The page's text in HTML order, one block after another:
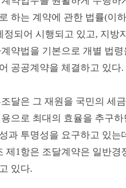
하는 계약에 관한 법률(이하
정되어 시행되고 있고, 지방
약법을 기본으로 개별 법
공공계약을 체결하고 있다.
달은 그 재원을 국민의 세
으로 최대의 효율을 추구하
과 투명성을 요구하고 있는
제1항은 조달계약은 일반경
있다.